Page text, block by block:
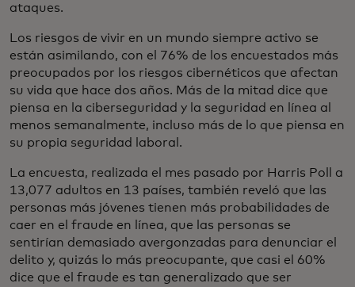
ataques.
Los riesgos de vivir en un mundo siempre activo se
están asimilando, con el 76% de los encuestados más
preocupados por los riesgos cibernéticos que afectan
su vida que hace dos años. Más de la mitad dice que
piensa en la ciberseguridad y la seguridad en línea al
menos semanalmente, incluso más de lo que piensa en
su propia seguridad laboral.
La encuesta, realizada el mes pasado por Harris Poll a
13,077 adultos en 13 países, también reveló que las
personas más jóvenes tienen más probabilidades de
caer en el fraude en línea, que las personas se
sentirían demasiado avergonzadas para denunciar el
delito y, quizás lo más preocupante, que casi el 60%
dice que el fraude es tan generalizado que ser